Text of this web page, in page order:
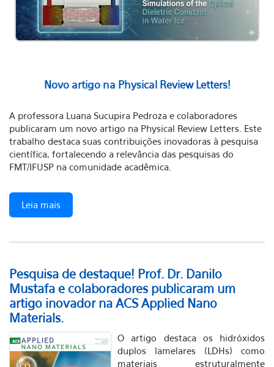
Novo artigo na Physical Review Letters!
A professora Luana Sucupira Pedroza e colaboradores
publicaram um novo artigo na Physical Review Letters. Este
trabalho destaca suas contribuições inovadoras à pesquisa
científica, fortalecendo a relevância das pesquisas do
FMT/IFUSP na comunidade acadêmica.
Leia mais
Pesquisa de destaque! Prof. Dr. Danilo
Mustafa e colaboradores publicaram um
artigo inovador na ACS Applied Nano
Materials.
O artigo destaca os hidróxidos
duplos lamelares (LDHs) como
materiais estruturalmente